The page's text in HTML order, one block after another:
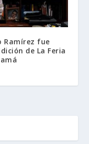
Ramírez fue
de La Feria